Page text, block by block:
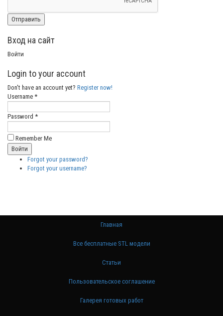
Вход на сайт
Войти
Login to your account
Don't have an account yet? Register now!
Username *
Password *
Remember Me
Forgot your password?
Forgot your username?
Главная
Все бесплатные STL модели
Статьи
Пользовательское соглашение
Галерея готовых работ